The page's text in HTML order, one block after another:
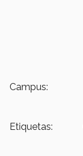
Campus:
Etiquetas: